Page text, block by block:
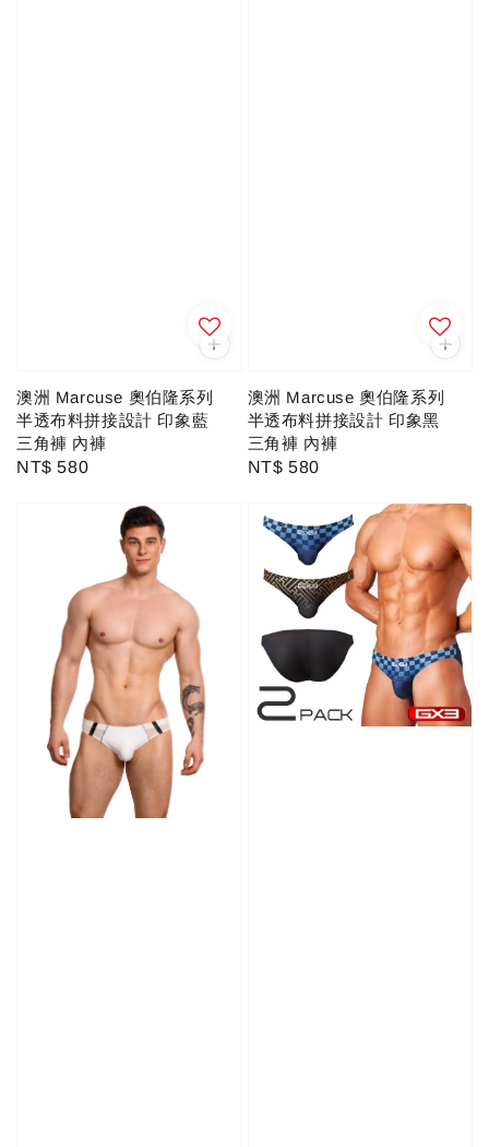
澳洲 Marcuse 奧伯隆系列
半透布料拼接設計 印象藍
三角褲 內褲
Regular
NT$ 580
澳洲 Marcuse 奧伯隆系列
半透布料拼接設計 印象黑
三角褲 內褲
Regular
NT$ 580